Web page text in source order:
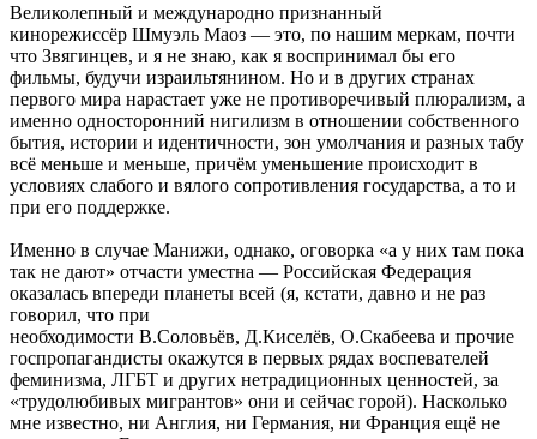
Великолепный и международно признанный
кинорежиссёр Шмуэль Маоз — это, по нашим меркам, почти
что Звягинцев, и я не знаю, как я воспринимал бы его
фильмы, будучи израильтянином. Но и в других странах
первого мира нарастает уже не противоречивый плюрализм, а
именно односторонний нигилизм в отношении собственного
бытия, истории и идентичности, зон умолчания и разных табу
всё меньше и меньше, причём уменьшение происходит в
условиях слабого и вялого сопротивления государства, а то и
при его поддержке.
Именно в случае Манижи, однако, оговорка «а у них там пока
так не дают» отчасти уместна — Российская Федерация
оказалась впереди планеты всей (я, кстати, давно и не раз
говорил, что при
необходимости В.Соловьёв, Д.Киселёв, О.Скабеева и прочие
госпропагандисты окажутся в первых рядах воспевателей
феминизма, ЛГБТ и других нетрадиционных ценностей, за
«трудолюбивых мигрантов» они и сейчас горой). Насколько
мне известно, ни Англия, ни Германия, ни Франция ещё не